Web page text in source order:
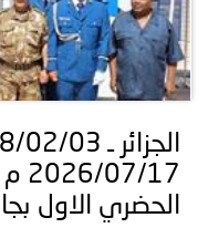
الحضري الاول